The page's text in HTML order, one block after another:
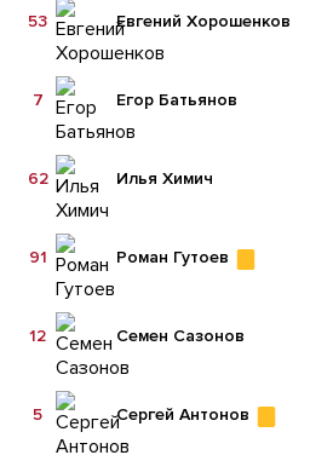
Евгений Хорошенков
53
Егор Батьянов
7
Илья Химич
62
Роман Гутоев
91
Семен Сазонов
12
Сергей Антонов
5